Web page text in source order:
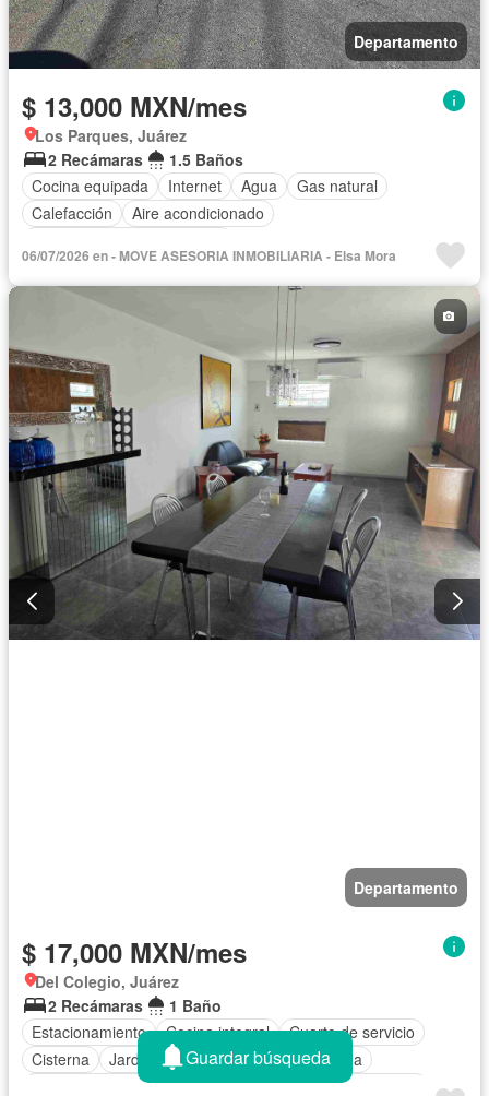
Departamento
$ 13,000 MXN/mes
Los Parques, Juárez
2 Recámaras
1.5 Baños
Cocina equipada
Internet Agua
Gas natural
Calefacción
Aire acondicionado
06/07/2026 en - MOVE ASESORIA INMOBILIARIA - Elsa Mora
Departamento
$ 17,000 MXN/mes
Del Colegio, Juárez
2 Recámaras
1 Baño
Estacionamiento
Cocina integral
Cuarto de servicio
Cisterna
Jardín Internet
Cocina equipada
Aire acondicionado
Electricidad Agua Calefacción
Guardar búsqueda